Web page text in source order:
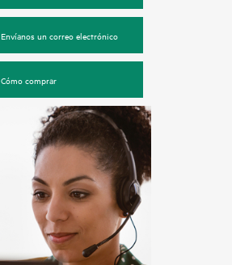
Envíanos un correo electrónico
Cómo comprar